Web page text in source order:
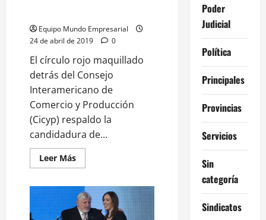
el
abastecimiento
de
Esenciales
Equipo Mundo Empresarial
24 de abril de 2019
0
El círculo rojo maquillado
detrás del Consejo
Interamericano de
Comercio y Producción
(Cicyp) respaldo la
candidadura de...
Leer MásLeer
más
El
círculo
rojo
apuesta
Poder
Judicial
Política
Principales
Provincias
Servicios
Sin
categoría
Sindicatos